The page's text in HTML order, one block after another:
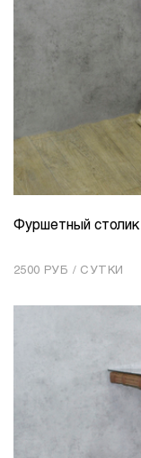
КОЛИЧЕСТВО 1
Фуршетный
2500 РУБ / СУТКИ